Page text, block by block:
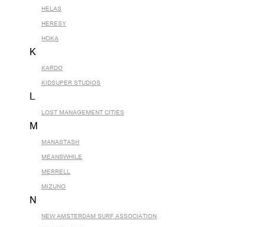
HELAS
HERESY
HOKA
K
KARDO
KIDSUPER STUDIOS
L
LOST MANAGEMENT CITIES
M
MANASTASH
MEANSWHILE
MERRELL
MIZUNO
N
NEW AMSTERDAM SURF ASSOCIATION